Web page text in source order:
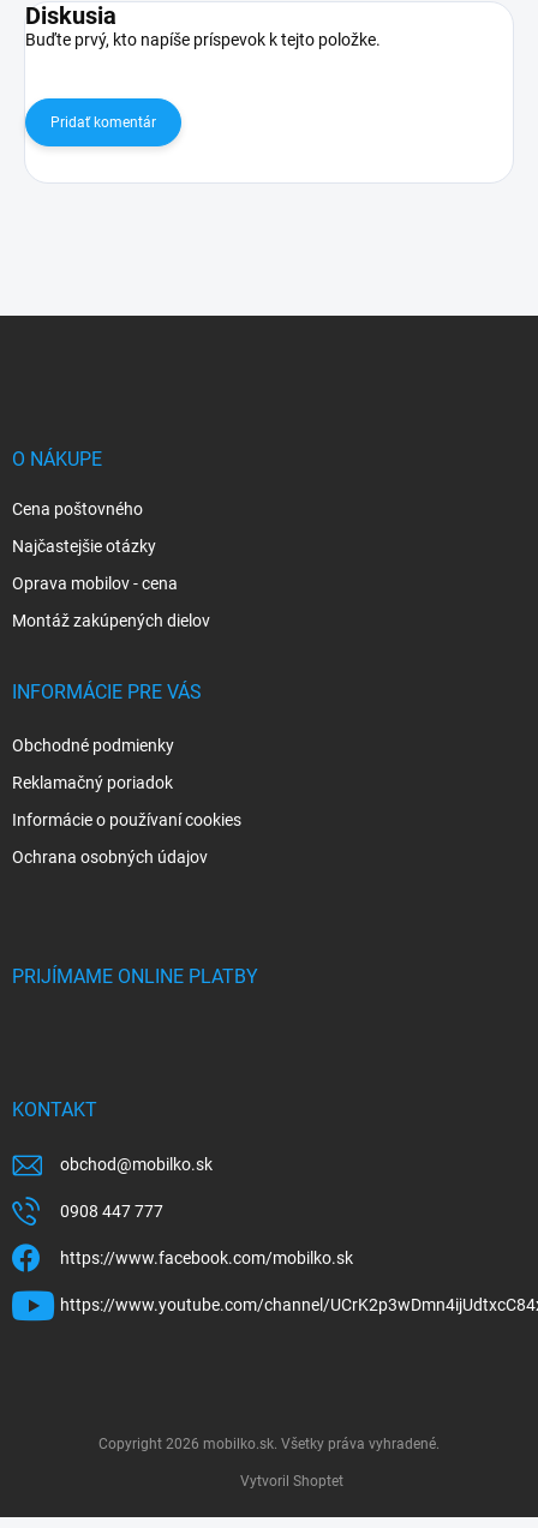
Diskusia
Buďte prvý, kto napíše príspevok k tejto položke.
Pridať komentár
O NÁKUPE
Cena poštovného
Najčastejšie otázky
Oprava mobilov - cena
Montáž zakúpených dielov
INFORMÁCIE PRE VÁS
Obchodné podmienky
Reklamačný poriadok
Informácie o používaní cookies
Ochrana osobných údajov
PRIJÍMAME ONLINE PLATBY
KONTAKT
obchod@mobilko.sk
0908 447 777
https://www.facebook.com/mobilko.sk
https://www.youtube.com/channel/
Vytvoril Shoptet
Copyright 2026 mobilko.sk. Všetky práva vyhradené.